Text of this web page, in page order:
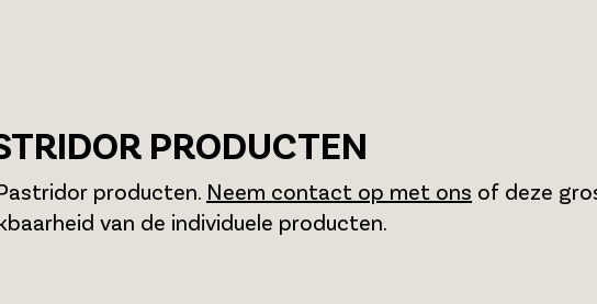
PRODUCTEN
producten. Neem contact op met ons of deze
van de individuele producten.